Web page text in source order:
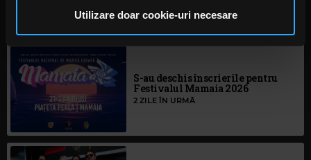
pot combina cu alte informații oferite de dvs. sau culese
în urma folosirii serviciilor lor. În cazul în care alegeți să
continuați să utilizați website-ul nostru, sunteți de acord
cu utilizarea modulelor noastre cookie.
Utilizare doar cookie-uri necesare
O ZI ÎN URMĂ
S-au deschis înscrierile pentru
Festivalul Mamaia 2026
2 ZILE ÎN URMĂ